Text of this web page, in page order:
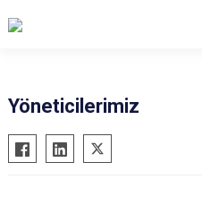
Yöneticilerimiz